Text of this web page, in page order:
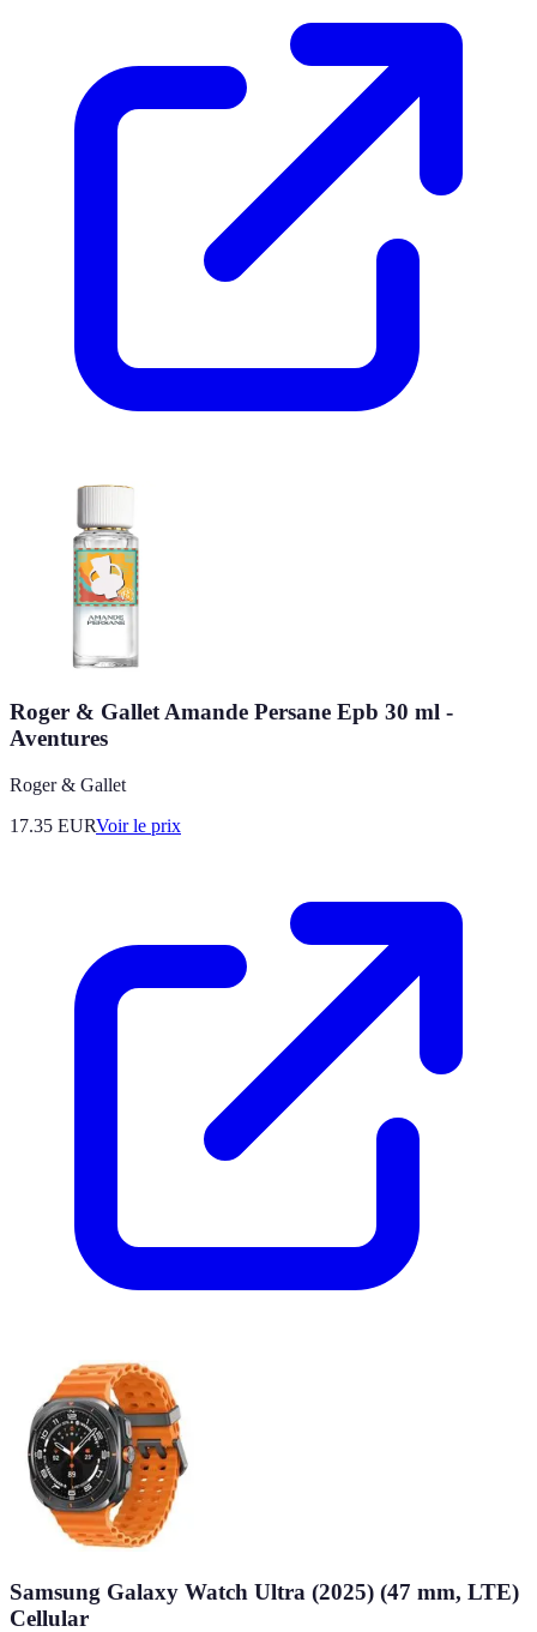
Roger & Gallet Amande Persane Epb 30 ml -
Aventures
Roger & Gallet
17.35 EURVoir le prix
Samsung Galaxy Watch Ultra (2025) (47 mm, LTE)
Cellular